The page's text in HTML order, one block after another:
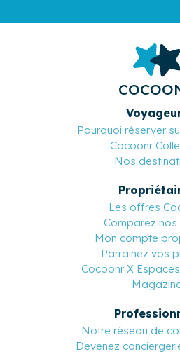
Pourquoi réserver
Cocoonr
Nos
Les offres
Comparez
Mon compte
Parrainez vos
Cocoonr X
Notre réseau de
Devenez